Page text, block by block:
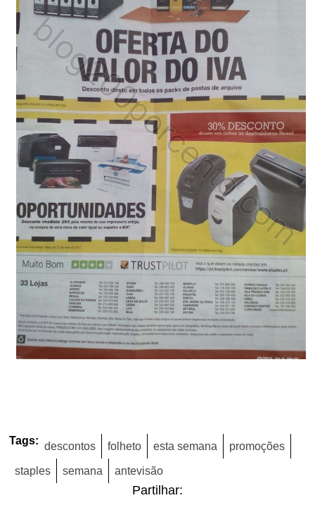
Tags: descontos folheto esta semana promoções
staples semana antevisão
Partilhar: